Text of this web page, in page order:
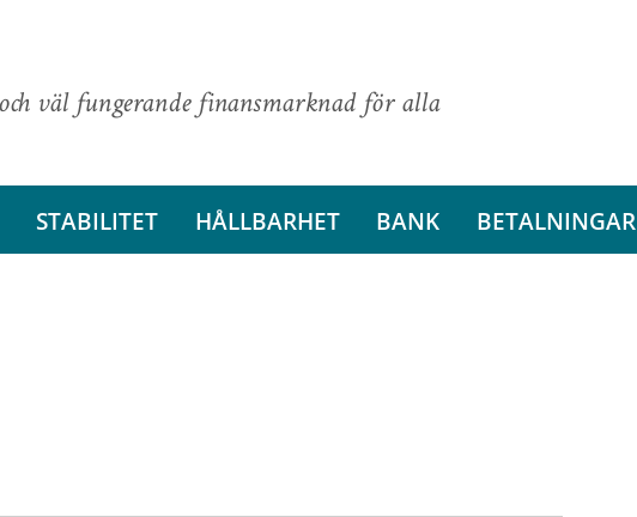
väl fungerande finansmarknad för alla
STABILITET HÅLLBARHET BANK BETALNINGAR